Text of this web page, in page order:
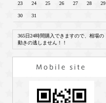
23 24 25 26 27 28 29
30 31
365日24時間購入できますので、相場の
動きの逃しません！！